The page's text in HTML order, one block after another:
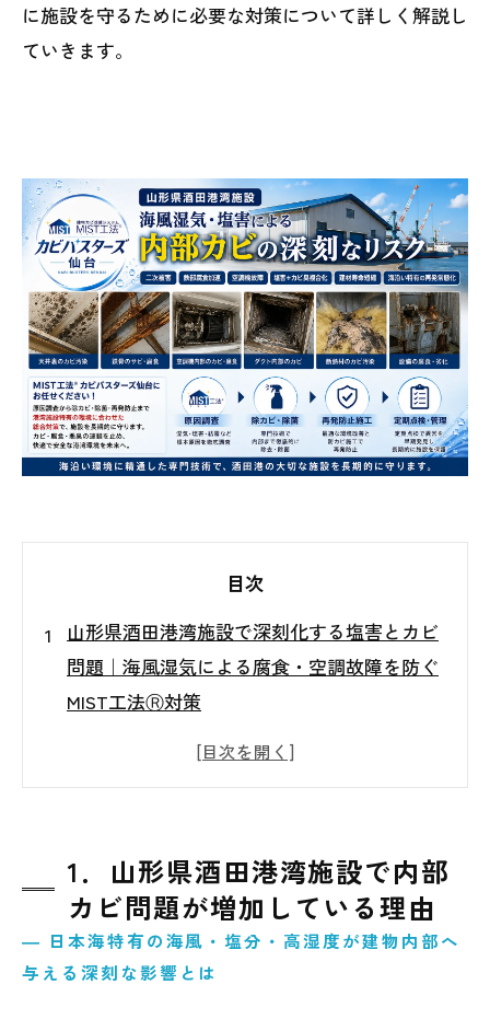
に施設を守るために必要な対策について詳しく解説し
ていきます。
目次
山形県酒田港湾施設で深刻化する塩害とカビ
問題｜海風湿気による腐食・空調故障を防ぐ
MIST工法Ⓡ対策
1．山形県酒田港湾施設で内部カビ問題が増
3．塩害によって加速する鉄部腐食と設備劣
化の危険性
4．空調機故障とカビ臭問題が深刻化する原
1．山形県酒田港湾施設で内部
カビ問題が増加している理由
― 日本海特有の海風・塩分・高湿度が建物内部へ
与える深刻な影響とは